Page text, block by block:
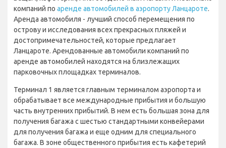
компаний по аренде автомобилей в аэропорту Ланцароте.
Аренда автомобиля - лучший способ перемещения по
острову и исследования всех прекрасных пляжей и
достопримечательностей, которые предлагает
Ланцароте. Арендованные автомобили компаний по
аренде автомобилей находятся на близлежащих
парковочных площадках терминалов.
Терминал 1 является главным терминалом аэропорта и
обрабатывает все международные прибытия и большую
часть внутренних прибытий. В нем есть большая зона для
получения багажа с шестью стандартными конвейерами
для получения багажа и еще одним для специального
багажа. В зоне общественного прибытия есть кафетерий